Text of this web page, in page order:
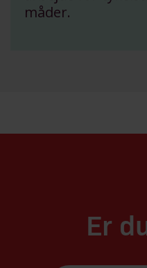
måder.
Er